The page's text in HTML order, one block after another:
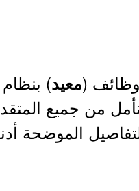
(معيد) بنظام
العلمي، نأمل من
الموضحة